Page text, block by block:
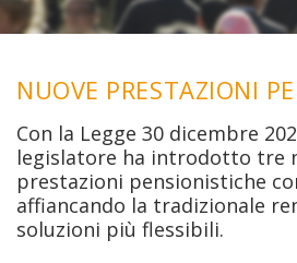
NUOVE PRESTAZIONI
Con la Legge 30 dicembre
legislatore ha introdotto tre
prestazioni pensionistiche
affiancando la tradizionale
soluzioni più flessibili.